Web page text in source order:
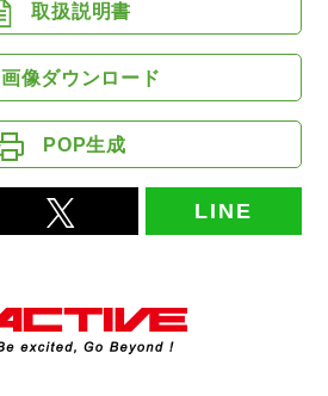
取扱説明書
画像ダウンロード
POP生成
LINE